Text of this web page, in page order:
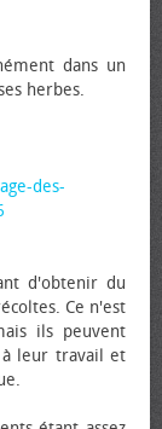
dans un
herbes.
des-
d'obtenir du
Ce n'est
ils peuvent
leur travail et